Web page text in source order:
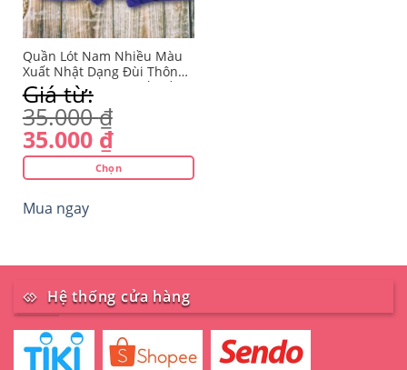
Quần Lót Nam Nhiều Màu
Xuất Nhật Dạng Đùi Thông
Hơi Thoáng Mát, Chất Mềm
Mịn (Ảnh Thật)
Giá từ:
35.000₫
35.000 ₫
Chọn
phẩm
nhiều
thể.
tùy
Mua ngay
Hệ thống cửa hàng